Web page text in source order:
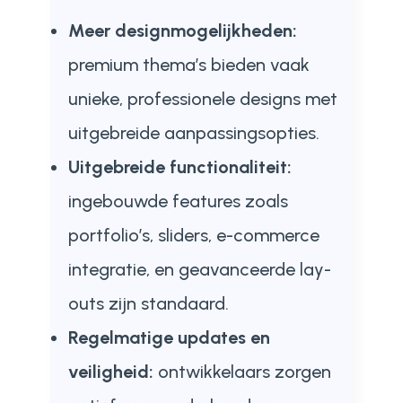
Meer designmogelijkheden:
premium thema’s bieden vaak
unieke, professionele designs met
uitgebreide aanpassingsopties.
Uitgebreide functionaliteit:
ingebouwde features zoals
portfolio’s, sliders, e-commerce
integratie, en geavanceerde lay-
outs zijn standaard.
Regelmatige updates en
veiligheid: ontwikkelaars zorgen